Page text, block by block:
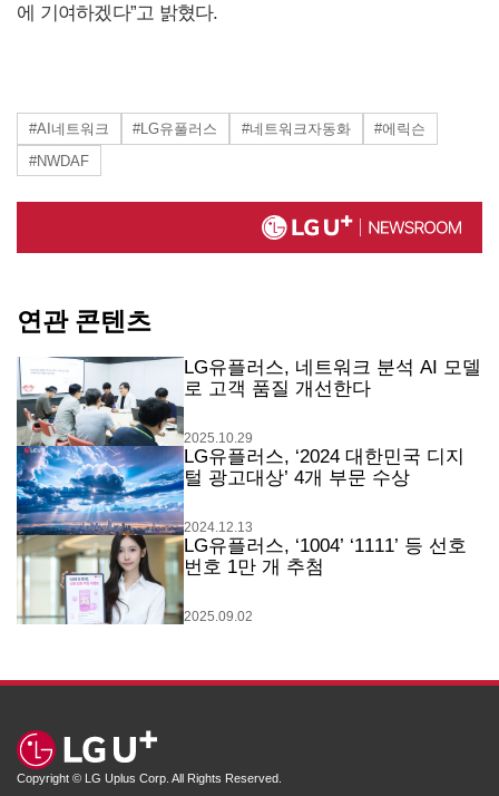
에 기여하겠다”고 밝혔다.
#AI네트워크 #LG유풀러스 #네트워크자동화
#에릭슨
#NWDAF
연관 콘텐츠
LG유플러스, 네트워크 분석 AI 모델
로 고객 품질 개선한다
2025.10.29
LG유플러스, ‘2024 대한민국 디지
털 광고대상’ 4개 부문 수상
2024.12.13
LG유플러스, ‘1004’ ‘1111’ 등 선호
번호 1만 개 추첨
2025.09.02
Copyright © LG Uplus Corp. All Rights Reserved.